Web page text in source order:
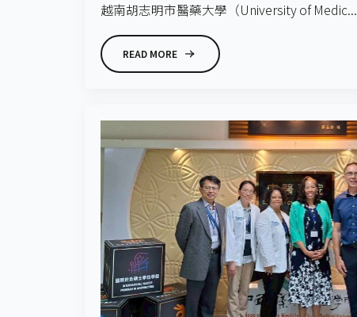
越南胡志明市醫藥大學（University of Medic...
READ MORE